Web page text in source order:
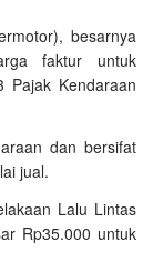
besarnya
faktur untuk
Pajak Kendaraan
dan bersifat
jual.
Lalu Lintas
Rp35.000 untuk